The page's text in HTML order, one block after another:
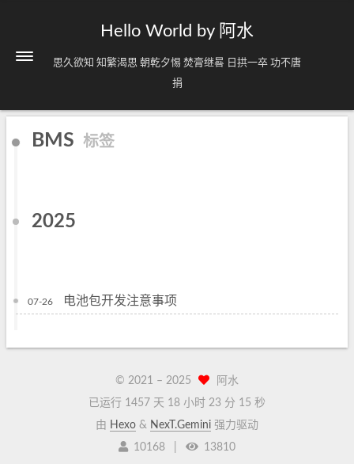
Hello World by 阿水
思久欲知 知繁渴思 朝乾夕惕 焚膏继晷 日拱一卒 功不唐
捐
BMS 标签
2025
07-26 电池包开发注意事项
© 2021 – 2025
阿水
已运行 1457 天 18 小时 23 分 15 秒
由 Hexo & NexT.Gemini 强力驱动
10168
13810